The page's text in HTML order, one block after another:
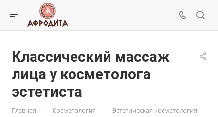
Классический массаж
лица у косметолога
эстетиста
Главная — Косметология — Эстетическая косметология